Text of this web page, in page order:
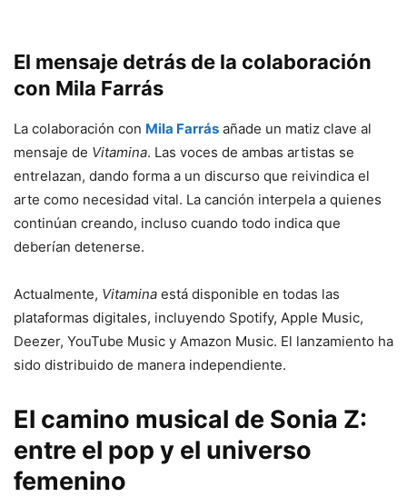
El mensaje detrás de la colaboración
con Mila Farrás
La colaboración con Mila Farrás añade un matiz clave al
mensaje de Vitamina. Las voces de ambas artistas se
entrelazan, dando forma a un discurso que reivindica el
arte como necesidad vital. La canción interpela a quienes
continúan creando, incluso cuando todo indica que
deberían detenerse.
Actualmente, Vitamina está disponible en todas las
plataformas digitales, incluyendo Spotify, Apple Music,
Deezer, YouTube Music y Amazon Music. El lanzamiento ha
sido distribuido de manera independiente.
El camino musical de Sonia Z:
entre el pop y el universo
femenino